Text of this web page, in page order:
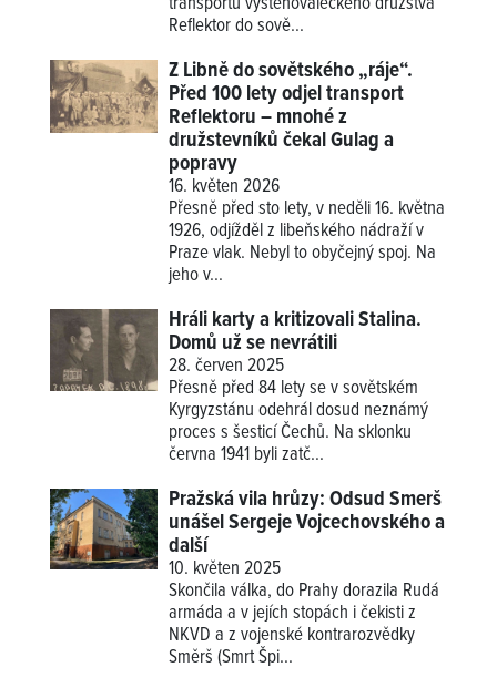
Reflektor do sově...
Z Libně do sovětského „ráje“.
Před 100 lety odjel transport
Reflektoru – mnohé z
družstevníků čekal Gulag a
popravy
16. květen 2026
Přesně před sto lety, v neděli 16. května
1926, odjížděl z libeňského nádraží v
Praze vlak. Nebyl to obyčejný spoj. Na
jeho v...
Hráli karty a kritizovali Stalina.
Domů už se nevrátili
28. červen 2025
Přesně před 84 lety se v sovětském
Kyrgyzstánu odehrál dosud neznámý
proces s šesticí Čechů. Na sklonku
června 1941 byli zatč...
Pražská vila hrůzy: Odsud Smerš
unášel Sergeje Vojcechovského a
další
10. květen 2025
Skončila válka, do Prahy dorazila Rudá
armáda a v jejích stopách i čekisti z
NKVD a z vojenské kontrarozvědky
Směrš (Smrt Špi...